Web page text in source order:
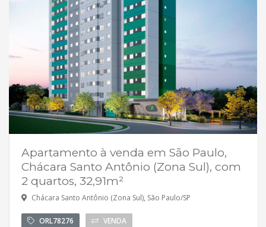
Apartamento à venda em São Paulo,
Chácara Santo Antônio (Zona Sul), com
2 quartos, 32,91m²
Chácara Santo Antônio (Zona Sul), São Paulo/SP
ORL78276 VENDA